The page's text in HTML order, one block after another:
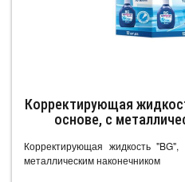
Корректирующая
основе, с
Корректирующая жидкость
металлическим наконечником